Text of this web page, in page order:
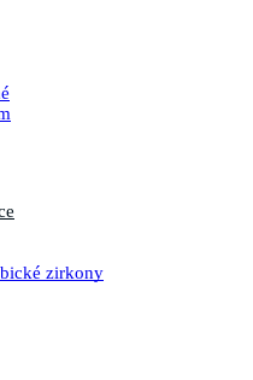
zirkony